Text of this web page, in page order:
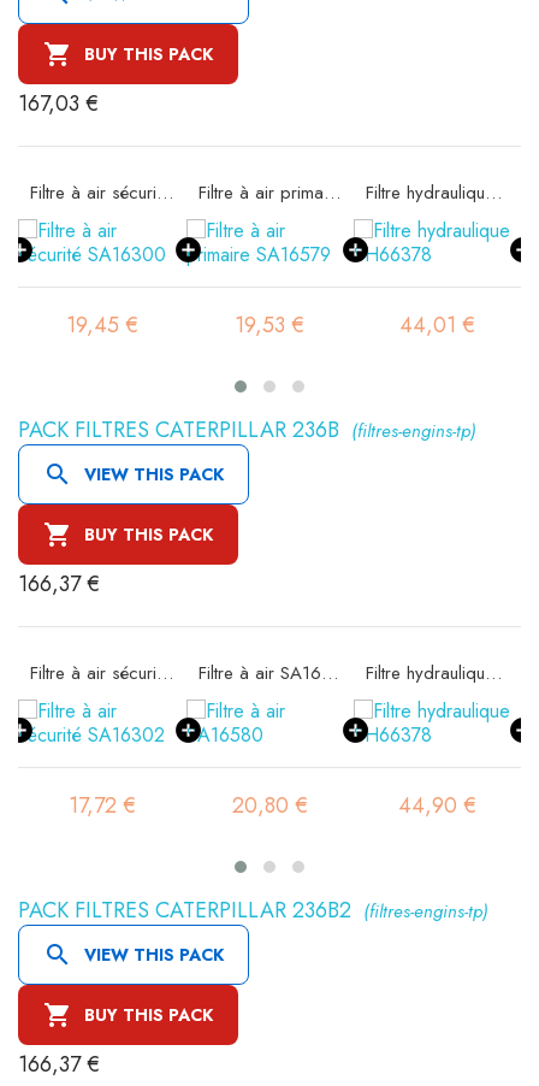
 BUY THIS PACK
167,03 €
Filtre à air sécurité SA16300
19,45 €
Filtre à air primaire SA16579
19,53 €
Filtre hydraulique SH66378
44,01 €
PACK FILTRES CATERPILLAR 236B (filtres-engins-tp)
 VIEW THIS PACK
 BUY THIS PACK
166,37 €
Filtre à air sécurité SA16302
17,72 €
Filtre à air SA16580
20,80 €
Filtre hydraulique SH66378
44,90 €
PACK FILTRES CATERPILLAR 236B2 (filtres-engins-tp)
 VIEW THIS PACK
 BUY THIS PACK
166,37 €